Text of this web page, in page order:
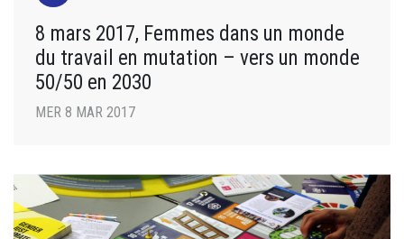
8 mars 2017, Femmes dans un monde
du travail en mutation – vers un monde
50/50 en 2030
MER 8 MAR 2017